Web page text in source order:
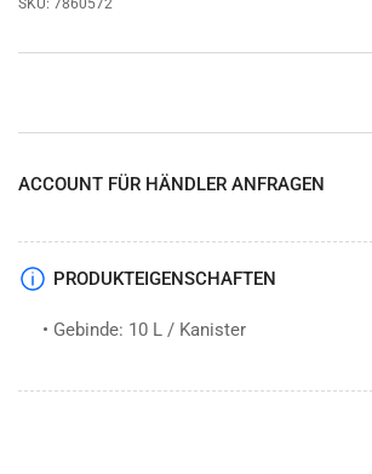
SKU: 7860572
ACCOUNT FÜR HÄNDLER ANFRAGEN
PRODUKTEIGENSCHAFTEN
• Gebinde: 10 L / Kanister